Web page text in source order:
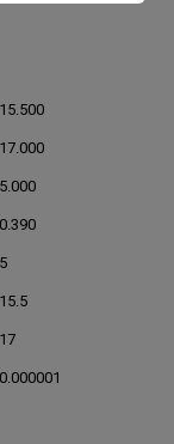
15.500
17.000
5.000
0.390
5
15.5
17
0.000001